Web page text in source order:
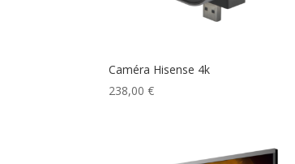
Caméra Hisense 4k
238,00€